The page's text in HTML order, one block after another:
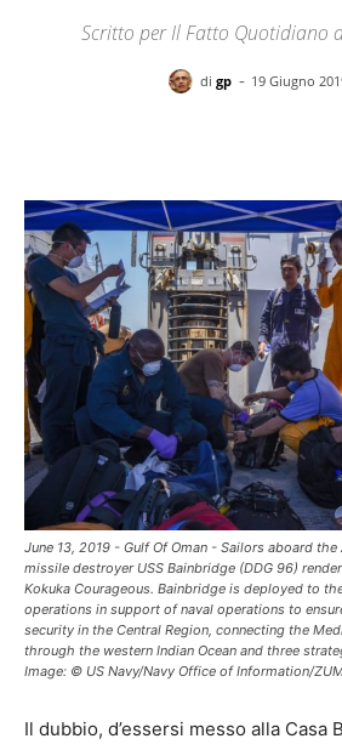
Scritto per Il Fatto Quotidiano
di gp - 19 Giugno
June 13, 2019 - Gulf Of Oman - Sailors aboard
missile destroyer USS Bainbridge (DDG 96)
Kokuka Courageous. Bainbridge is deployed to
operations in support of naval operations to
security in the Central Region, connecting the
through the western Indian Ocean and three
Image: © US Navy/Navy Office of Information/
Il dubbio, d’essersi messo alla Casa